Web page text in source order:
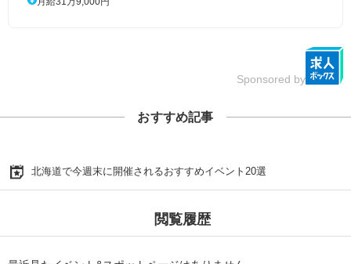
Sponsored by
おすすめ記事
北海道で今週末に開催されるおすすめイベント20選
閲覧履歴